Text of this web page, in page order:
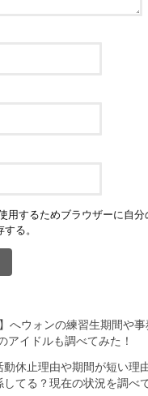
用するためブラウザーに自分
る。
】へウォンの練習生期間や
アイドルも調べてみた！
動休止理由や期間が短い理
してる？現在の状況を調べ